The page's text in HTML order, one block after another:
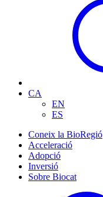
CA
EN
ES
Coneix la BioRegió
Acceleració
Adopció
Inversió
Sobre Biocat